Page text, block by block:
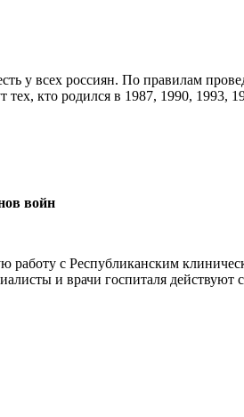
у всех россиян. По правилам
кто родился в 1987, 1990, 1993,
войн
работу с Республиканским
и врачи госпиталя действуют